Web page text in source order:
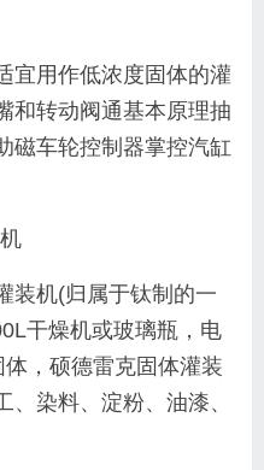
宜用作低浓度固体的灌
和转动阀通基本原理抽
磁车轮控制器掌控汽缸
装机(归属于钛制的一
干燥机或玻璃瓶，电
，硕德雷克固体灌装
染料、淀粉、油漆、